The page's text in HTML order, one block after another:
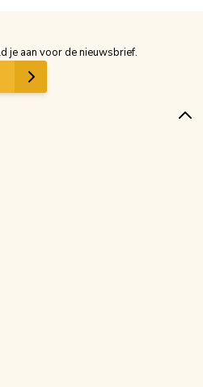
je aan voor de nieuwsbrief.